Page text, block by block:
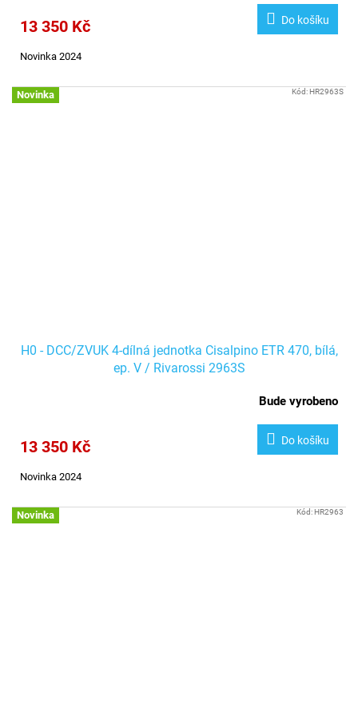
13 350 Kč Do košíku
Novinka 2024
Novinka
H0 - DCC/ZVUK 4-dílná jednotka Cisalpino ETR 470, bílá,
ep. V / Rivarossi 2963S
Bude vyrobeno
13 350 Kč Do košíku
Novinka 2024
Kód:HR2963S
Novinka Kód:HR2963